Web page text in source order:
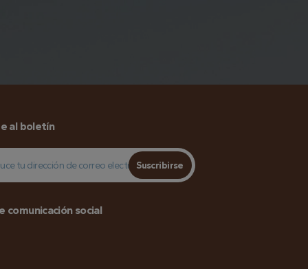
al boletín
Suscribirse
comunicación social